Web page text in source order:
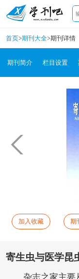
首页>期刊大全>期刊详情
期刊简介 栏目设置
加入收藏 期
寄生虫与医学昆